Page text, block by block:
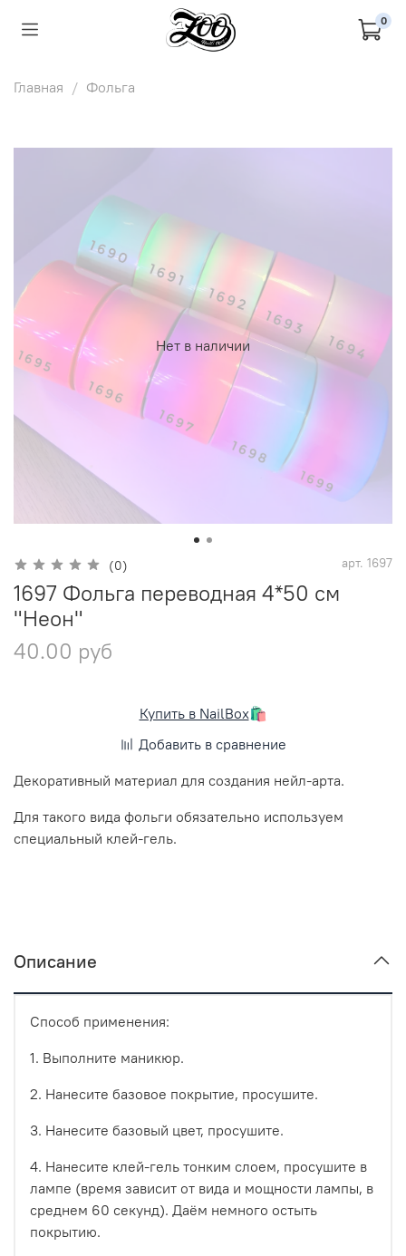
0
Главная Фольга
Нет в наличии
(0) арт. 1697
1697 Фольга переводная 4*50 см
"Неон"
40.00 руб
Купить в NailBox🛍️
Добавить в сравнение
Декоративный материал для создания нейл-арта.
Для такого вида фольги обязательно используем
специальный клей-гель.
Описание
Способ применения:
1. Выполните маникюр.
2. Нанесите базовое покрытие, просушите.
3. Нанесите базовый цвет, просушите.
4. Нанесите клей-гель тонким слоем, просушите в
лампе (время зависит от вида и мощности лампы, в
среднем 60 секунд). Даём немного остыть
покрытию.